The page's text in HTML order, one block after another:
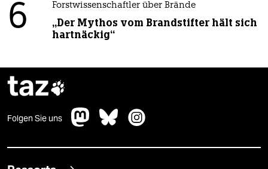
6 Forstwissenschaftler über Brände
„Der Mythos vom Brandstifter hält sich
hartnäckig“
taz
Folgen Sie uns